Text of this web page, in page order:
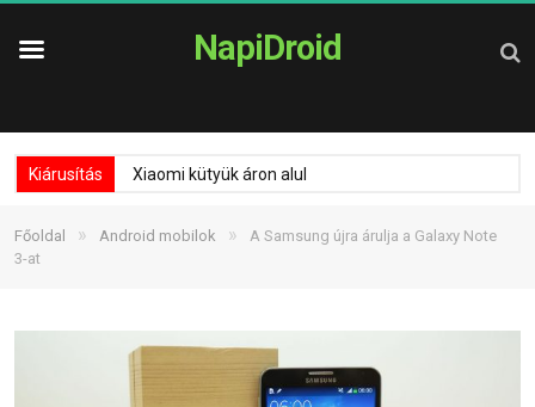
NapiDroid
Kiárusítás Xiaomi kütyük áron alul
Főoldal » Android mobilok »
A Samsung újra árulja a Galaxy Note
3-at